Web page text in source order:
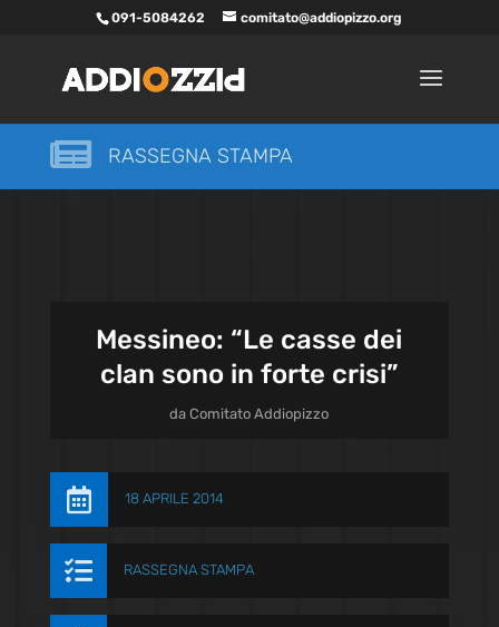
091-5084262 comitato@addiopizzo.org
 RASSEGNA STAMPA
Messineo: “Le casse dei
clan sono in forte crisi”
daComitato Addiopizzo
 18 APRILE 2014
 RASSEGNA STAMPA